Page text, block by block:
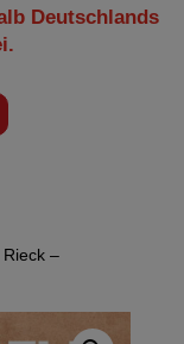
Deutschlands
–